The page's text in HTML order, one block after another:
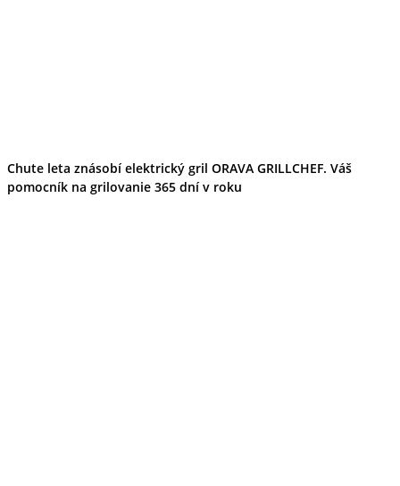
Chute leta znásobí elektrický gril ORAVA GRILLCHEF. Váš
pomocník na grilovanie 365 dní v roku